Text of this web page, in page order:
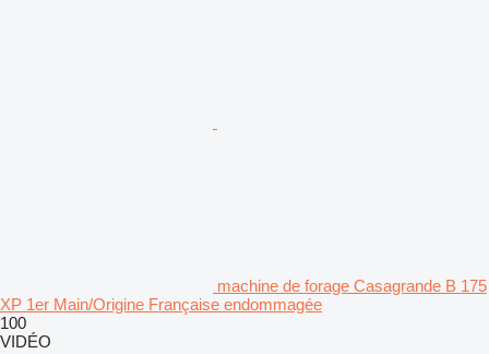
machine de forage Casagrande B 175
XP 1er Main/Origine Française endommagée
100
VIDÉO